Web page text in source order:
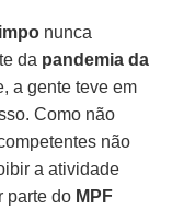
nunca
da pandemia da
a gente teve em
Como não
não
a atividade
parte do MPF